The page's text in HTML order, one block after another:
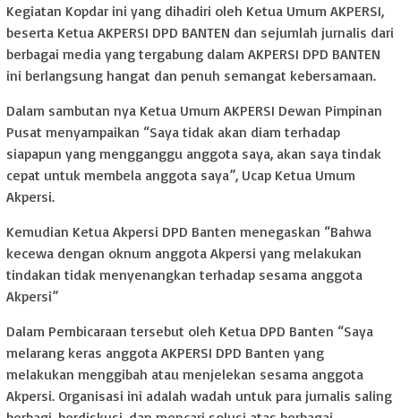
Kegiatan Kopdar ini yang dihadiri oleh Ketua Umum AKPERSI,
beserta Ketua AKPERSI DPD BANTEN dan sejumlah jurnalis dari
berbagai media yang tergabung dalam AKPERSI DPD BANTEN
ini berlangsung hangat dan penuh semangat kebersamaan.
Dalam sambutan nya Ketua Umum AKPERSI Dewan Pimpinan
Pusat menyampaikan “Saya tidak akan diam terhadap
siapapun yang mengganggu anggota saya, akan saya tindak
cepat untuk membela anggota saya”, Ucap Ketua Umum
Akpersi.
Kemudian Ketua Akpersi DPD Banten menegaskan “Bahwa
kecewa dengan oknum anggota Akpersi yang melakukan
tindakan tidak menyenangkan terhadap sesama anggota
Akpersi”
Dalam Pembicaraan tersebut oleh Ketua DPD Banten “Saya
melarang keras anggota AKPERSI DPD Banten yang
melakukan menggibah atau menjelekan sesama anggota
Akpersi. Organisasi ini adalah wadah untuk para jurnalis saling